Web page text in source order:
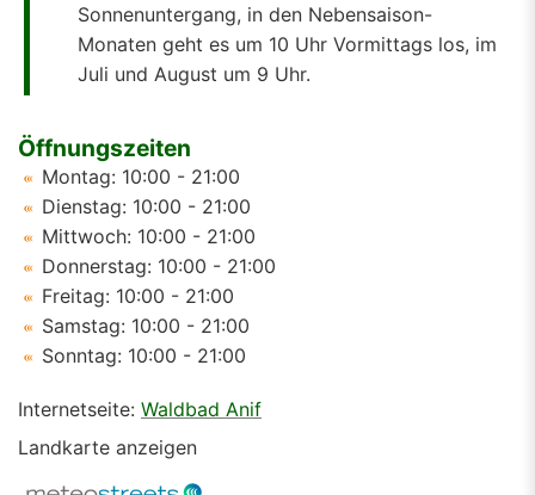
Sonnenuntergang, in den Nebensaison-
Monaten geht es um 10 Uhr Vormittags los, im
Juli und August um 9 Uhr.
Öffnungszeiten
Montag: 10:00 - 21:00
Dienstag: 10:00 - 21:00
Mittwoch: 10:00 - 21:00
Donnerstag: 10:00 - 21:00
Freitag: 10:00 - 21:00
Samstag: 10:00 - 21:00
Sonntag: 10:00 - 21:00
Internetseite: Waldbad Anif
Landkarte anzeigen